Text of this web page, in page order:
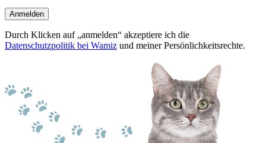
Anmelden
Durch Klicken auf „anmelden“ akzeptiere ich die
Datenschutzpolitik bei Wamiz und meiner Persönlichkeitsrechte.